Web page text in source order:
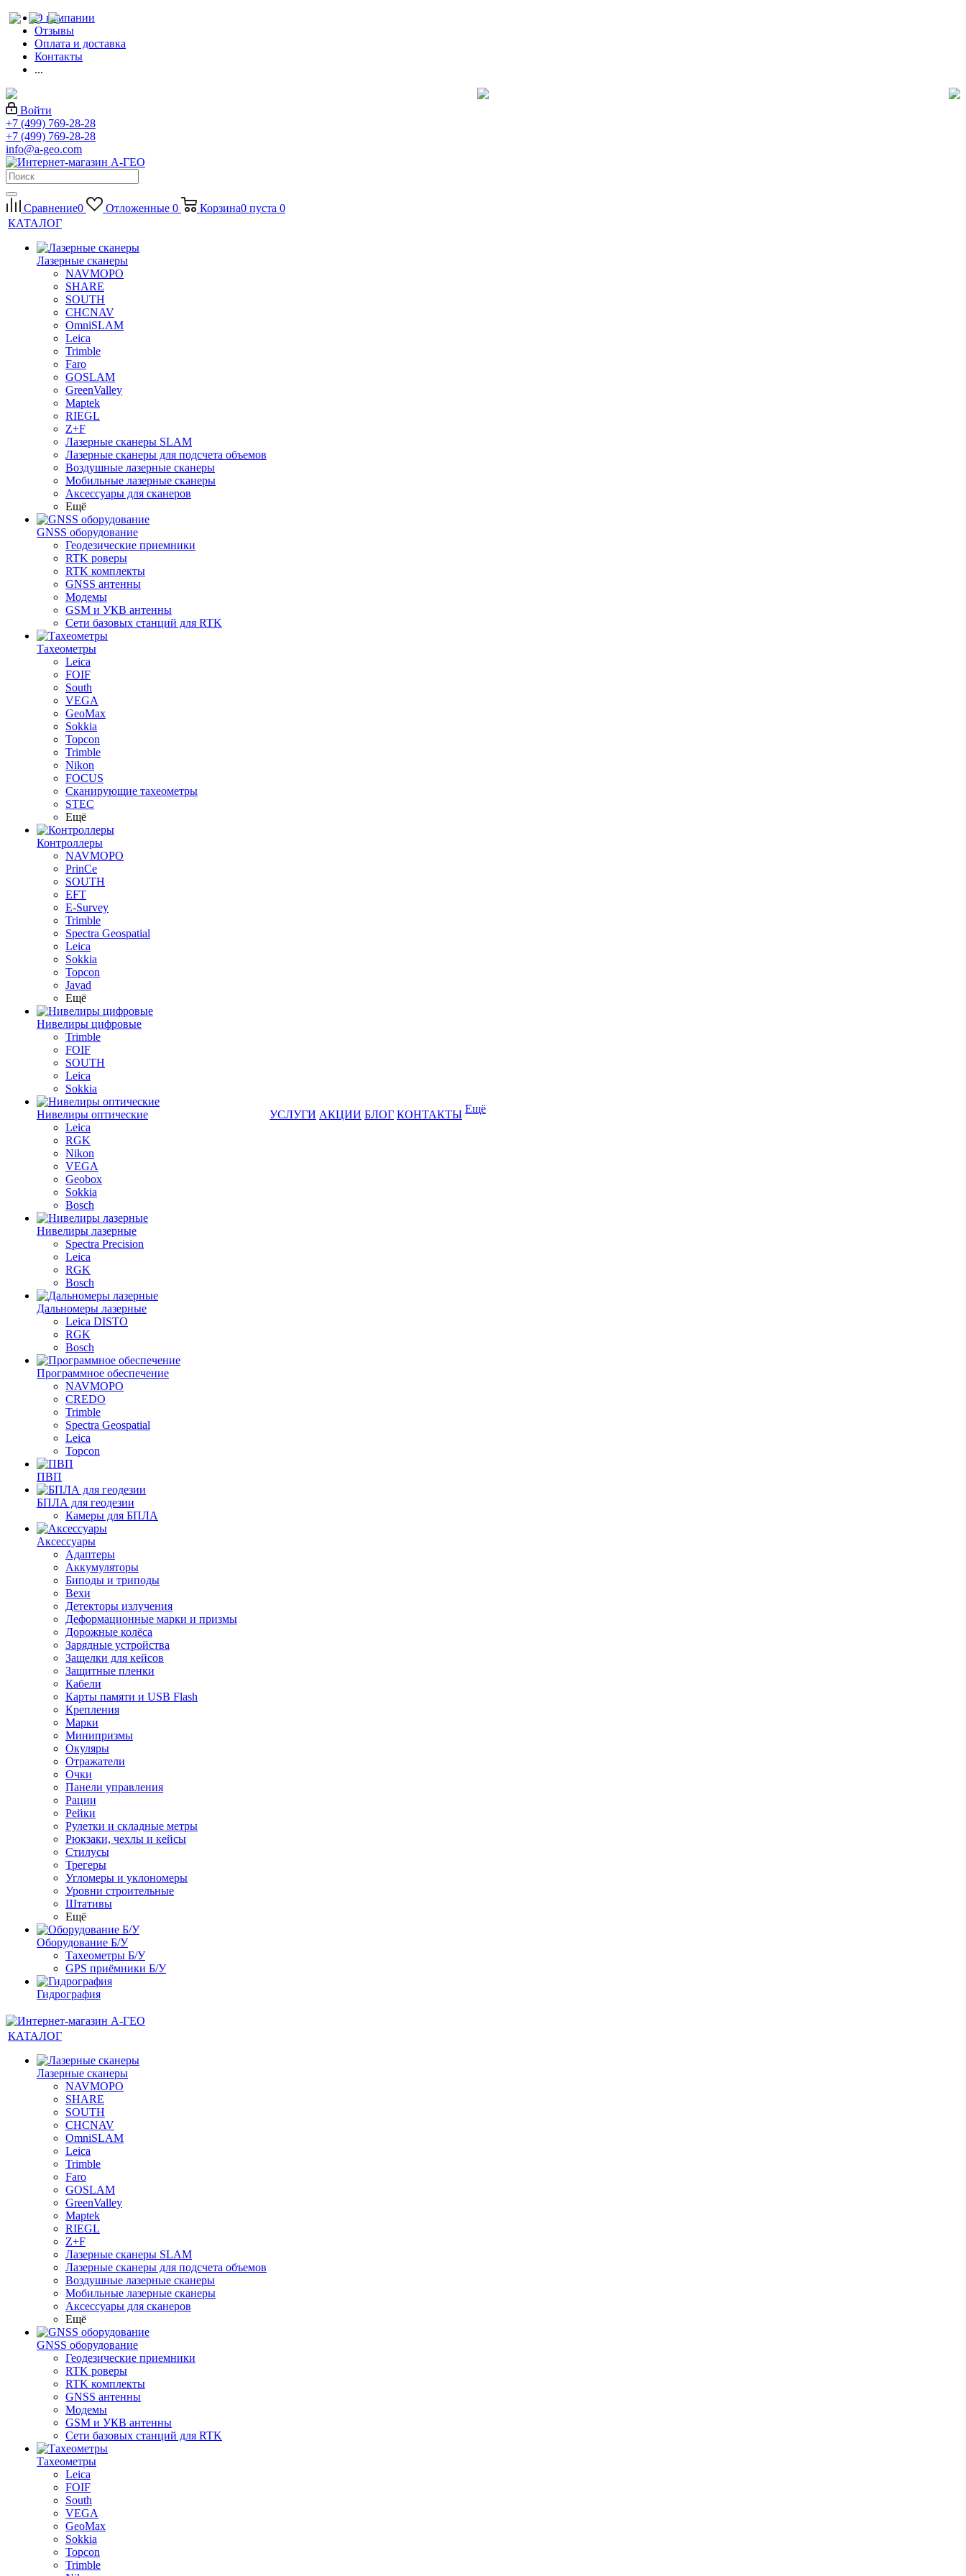
О компании
Отзывы
Оплата и доставка
Контакты
...
Войти
+7 (499) 769-28-28
+7 (499) 769-28-28
info@a-geo.com
Сравнение0 Отложенные 0 Корзина0 пуста 0
КАТАЛОГ
Лазерные сканеры
NAVMOPO
SHARE
SOUTH
CHCNAV
OmniSLAM
Leica
Trimble
Faro
GOSLAM
GreenValley
Maptek
RIEGL
Z+F
Лазерные сканеры SLAM
Лазерные сканеры для подсчета объемов
Воздушные лазерные сканеры
Мобильные лазерные сканеры
Аксессуары для сканеров
Ещё
GNSS оборудование
Геодезические приемники
RTK роверы
RTK комплекты
GNSS антенны
Модемы
GSM и УКВ антенны
Сети базовых станций для RTK
Тахеометры
Leica
FOIF
South
VEGA
GeoMax
Sokkia
Topcon
Trimble
Nikon
FOCUS
Сканирующие тахеометры
STEC
Ещё
Контроллеры
NAVMOPO
PrinCe
SOUTH
EFT
E-Survey
Trimble
Spectra Geospatial
Leica
Sokkia
Topcon
Javad
Ещё
Нивелиры цифровые
Trimble
FOIF
SOUTH
Leica
Sokkia
Нивелиры оптические
Leica
RGK
Nikon
VEGA
Geobox
Sokkia
Bosch
Нивелиры лазерные
Spectra Precision
Leica
RGK
Bosch
Дальномеры лазерные
Leica DISTO
RGK
Bosch
Программное обеспечение
NAVMOPO
CREDO
Trimble
Spectra Geospatial
Leica
Topcon
ПВП
БПЛА для геодезии
Камеры для БПЛА
Аксессуары
Адаптеры
Аккумуляторы
Биподы и триподы
Вехи
Детекторы излучения
Деформационные марки и призмы
Дорожные колёса
Зарядные устройства
Защелки для кейсов
Защитные пленки
Кабели
Карты памяти и USB Flash
Крепления
Марки
Минипризмы
Окуляры
Отражатели
Очки
Панели управления
Рации
Рейки
Рулетки и складные метры
Рюкзаки, чехлы и кейсы
Стилусы
Трегеры
Угломеры и уклономеры
Уровни строительные
Штативы
Ещё
Оборудование Б/У
Тахеометры Б/У
GPS приёмники Б/У
Гидрография
УСЛУГИ АКЦИИ БЛОГ КОНТАКТЫ Ещё
КАТАЛОГ
Лазерные сканеры
NAVMOPO
SHARE
SOUTH
CHCNAV
OmniSLAM
Leica
Trimble
Faro
GOSLAM
GreenValley
Maptek
RIEGL
Z+F
Лазерные сканеры SLAM
Лазерные сканеры для подсчета объемов
Воздушные лазерные сканеры
Мобильные лазерные сканеры
Аксессуары для сканеров
Ещё
GNSS оборудование
Геодезические приемники
RTK роверы
RTK комплекты
GNSS антенны
Модемы
GSM и УКВ антенны
Сети базовых станций для RTK
Тахеометры
Leica
FOIF
South
VEGA
GeoMax
Sokkia
Topcon
Trimble